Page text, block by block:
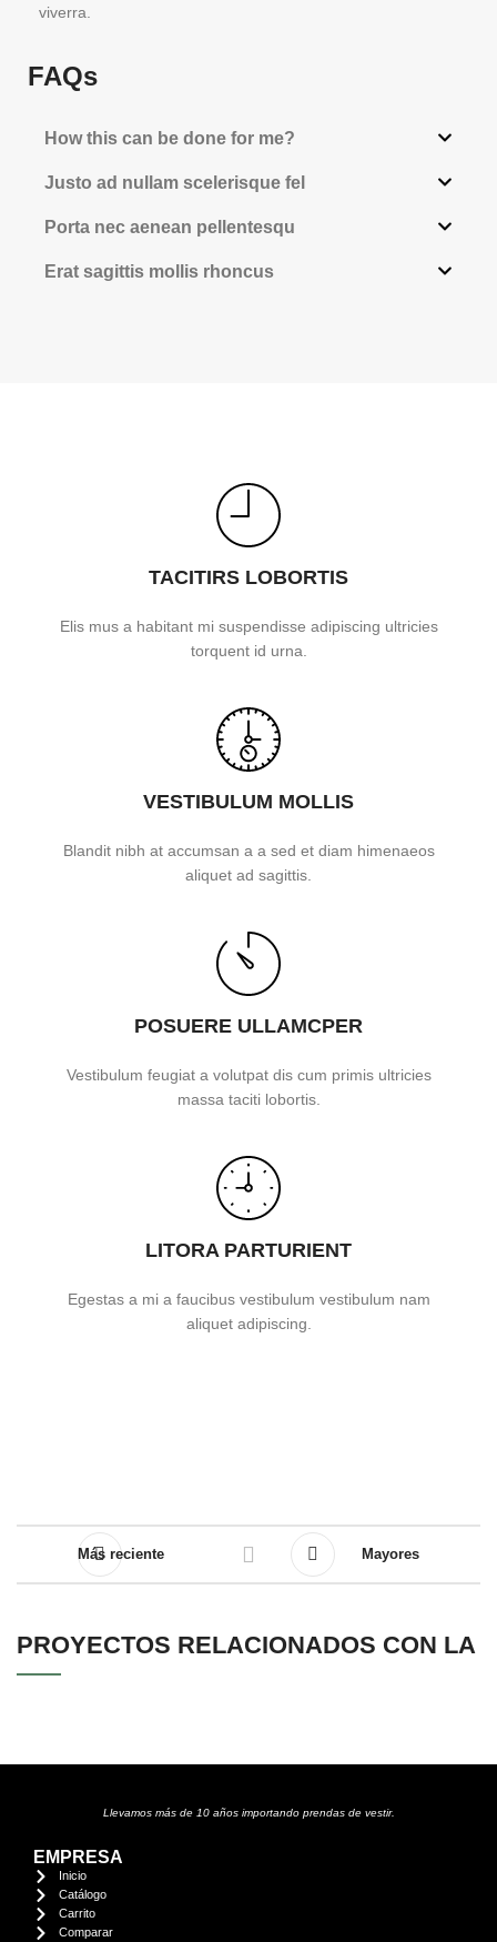
viverra.
FAQs
How this can be done for me?
Justo ad nullam scelerisque fel
Porta nec aenean pellentesqu
Erat sagittis mollis rhoncus
TACITIRS LOBORTIS
Elis mus a habitant mi suspendisse adipiscing ultricies
torquent id urna.
VESTIBULUM MOLLIS
Blandit nibh at accumsan a a sed et diam himenaeos
aliquet ad sagittis.
POSUERE ULLAMCPER
Vestibulum feugiat a volutpat dis cum primis ultricies
massa taciti lobortis.
LITORA PARTURIENT
Egestas a mi a faucibus vestibulum vestibulum nam
aliquet adipiscing.
Más reciente Mayores
PROYECTOS RELACIONADOS CON LA
Llevamos más de 10 años importando prendas de vestir.
EMPRESA
Inicio
Catálogo
Carrito
Comparar